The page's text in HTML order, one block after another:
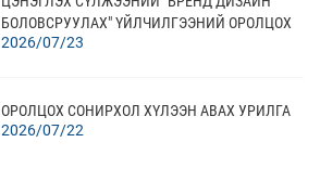
БОЛОВСРУУЛАХ" ҮЙЛЧИЛГЭЭНИЙ ОРОЛЦОХ
СОНИРХОЛ ХҮЛЭЭН АВАХ
2026/07/23
ОРОЛЦОХ СОНИРХОЛ ХҮЛЭЭН АВАХ УРИЛГА
2026/07/22